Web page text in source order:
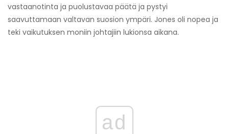
vastaanotinta ja puolustavaa päätä ja pystyi
saavuttamaan valtavan suosion ympäri. Jones oli nopea ja
teki vaikutuksen moniin johtajiin lukionsa aikana.
ad